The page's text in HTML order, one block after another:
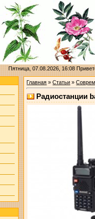
Пятница, 07.08.2026, 16:08
Главная »Статьи »
Радиостанции